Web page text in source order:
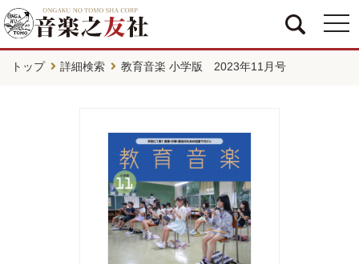
トップ 詳細検索 教育音楽 小学版 2023年11月号